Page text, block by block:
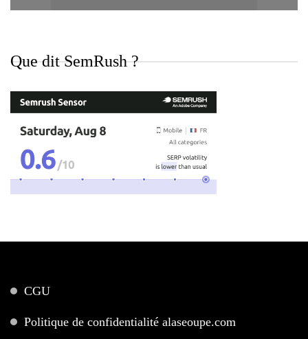
Que dit SemRush ?
CGU
Politique de confidentialité alaseoupe.com